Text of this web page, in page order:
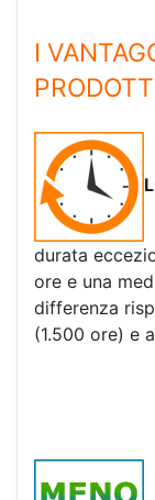
I
durata
ore e una
differenza
(1.500 ore) e